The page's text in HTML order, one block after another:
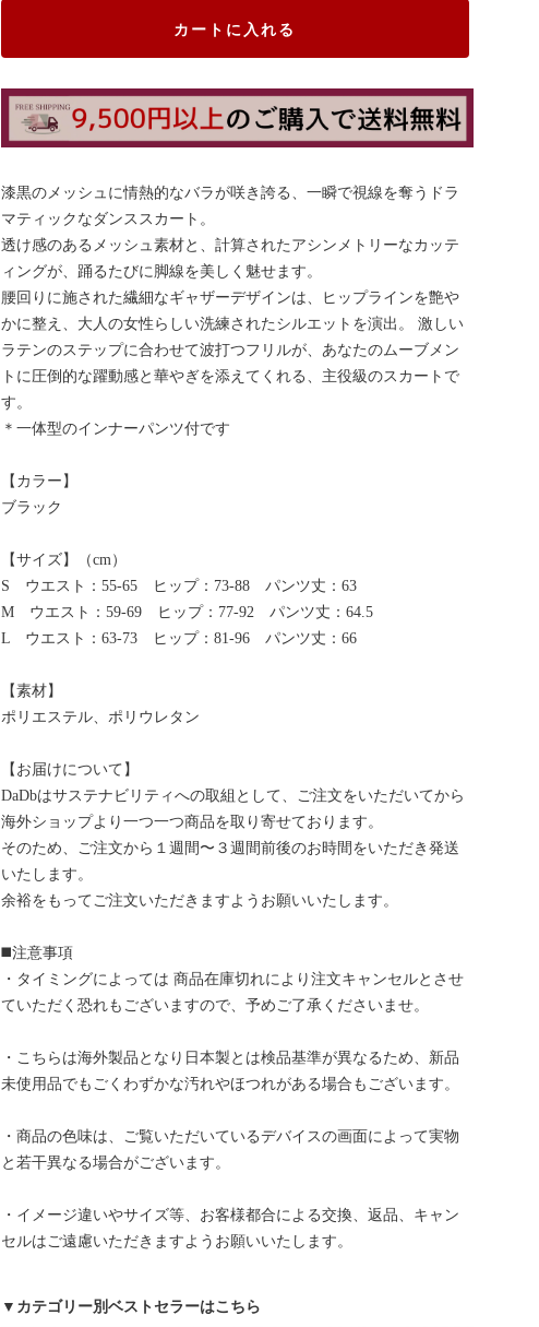
カートに入れる
漆黒のメッシュに情熱的なバラが咲き誇る、一瞬で視線を奪うドラ
マティックなダンススカート。
透け感のあるメッシュ素材と、計算されたアシンメトリーなカッテ
ィングが、踊るたびに脚線を美しく魅せます。
腰回りに施された繊細なギャザーデザインは、ヒップラインを艶や
かに整え、大人の女性らしい洗練されたシルエットを演出。 激しい
ラテンのステップに合わせて波打つフリルが、あなたのムーブメン
トに圧倒的な躍動感と華やぎを添えてくれる、主役級のスカートで
す。
＊一体型のインナーパンツ付です
【カラー】
ブラック
【サイズ】（cm）
S ウエスト：55-65 ヒップ：73-88 パンツ丈：63
M ウエスト：59-69 ヒップ：77-92 パンツ丈：64.5
L ウエスト：63-73 ヒップ：81-96 パンツ丈：66
【素材】
ポリエステル、ポリウレタン
【お届けについて】
DaDbはサステナビリティへの取組として、ご注文をいただいてから
海外ショップより一つ一つ商品を取り寄せております。
そのため、ご注文から１週間〜３週間前後のお時間をいただき発送
いたします。
余裕をもってご注文いただきますようお願いいたします。
◼️注意事項
・タイミングによっては 商品在庫切れにより注文キャンセルとさせ
ていただく恐れもございますので、予めご了承くださいませ。
・こちらは海外製品となり日本製とは検品基準が異なるため、新品
未使用品でもごくわずかな汚れやほつれがある場合もございます。
・商品の色味は、ご覧いただいているデバイスの画面によって実物
と若干異なる場合がございます。
・イメージ違いやサイズ等、お客様都合による交換、返品、キャン
セルはご遠慮いただきますようお願いいたします。
▼カテゴリー別ベストセラーはこちら